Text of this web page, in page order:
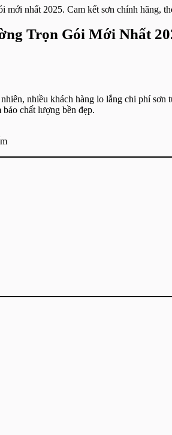
nhất 2025. Cam kết sơn chính hãng,
Trọn Gói Mới Nhất
nhiều khách hàng lo lắng chi phí
chất lượng bền đẹp.